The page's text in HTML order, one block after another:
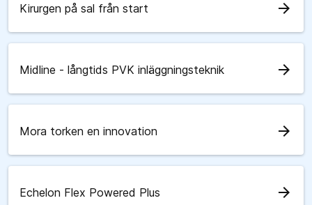
Kirurgen på sal från start arrow_forward
Midline - långtids PVK inläggningsteknik arrow_forward
Mora torken en innovation arrow_forward
Echelon Flex Powered Plus arrow_forward